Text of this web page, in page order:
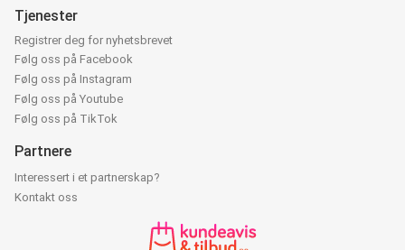
Tjenester
Registrer deg for nyhetsbrevet
Følg oss på Facebook
Følg oss på Instagram
Følg oss på Youtube
Følg oss på TikTok
Partnere
Interessert i et partnerskap?
Kontakt oss